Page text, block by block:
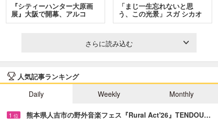
『シティーハンター大原画
展』大阪で開幕、アルコ
＆…
「まじ一生忘れないと思
う、この光景」スガ シカオ
と…
さらに読み込む
人気記事ランキング
Daily
Weekly Monthly
1 位 熊本県人吉市の野外音楽フェス『Rural Act'26』TENDOU…